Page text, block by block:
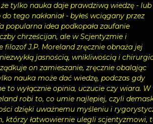
tylko nauka daje prawdziwą wiedzę - lub
tego nakłaniał - byłeś wciągany przez
popularna idea podkopała zaufanie
chrześcijan, ale w Scjentyzmie i
filozof J.P. Moreland zręcznie obnaża jej
jasnością, wnikliwością i
on zamieszanie, zręcznie obalając
nauka może dać wiedzę, podczas gdy
to wyłącznie opinia, uczucie czy wiara. W
robi to, co umie najlepiej, czyli
dzięki uważnemu myśleniu i
którzy łatwowiernie ulegli scjentyzmowi,